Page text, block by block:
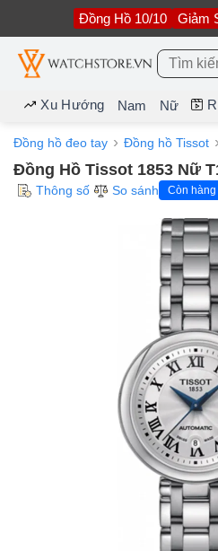
nội
dung
Đồng Hồ 10/10 Giảm
Tìm
kiếm:
Xu Hướng Nam Nữ
Đồng hồ đeo tay Đồng hồ Tissot
Đồng Hồ Tissot 1853 Nữ
Thông số So sánh Còn hàng